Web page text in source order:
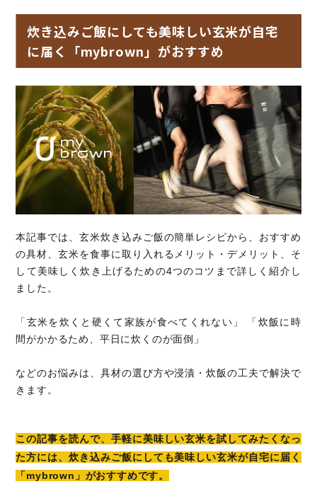
炊き込みご飯にしても美味しい玄米が自宅
に届く「mybrown」がおすすめ
本記事では、玄米炊き込みご飯の簡単レシピから、おすすめ
の具材、玄米を食事に取り入れるメリット・デメリット、そ
して美味しく炊き上げるための4つのコツまで詳しく紹介し
ました。
「玄米を炊くと硬くて家族が食べてくれない」 「炊飯に時
間がかかるため、平日に炊くのが面倒」
などのお悩みは、具材の選び方や浸漬・炊飯の工夫で解決で
きます。
この記事を読んで、手軽に美味しい玄米を試してみたくなっ
た方には、炊き込みご飯にしても美味しい玄米が自宅に届く
「mybrown」がおすすめです。